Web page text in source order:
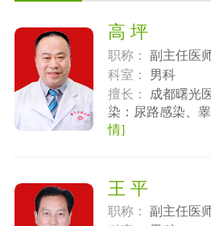
高 坪
职称：
副主任医
科室：
男科
擅长：
成都曙光
染：尿路感染、
情]
王 平
职称：
副主任医